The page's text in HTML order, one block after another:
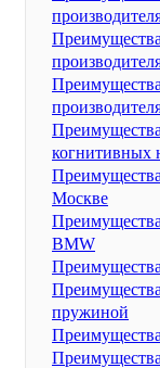
когнитивных
Москве
BMW
пружиной